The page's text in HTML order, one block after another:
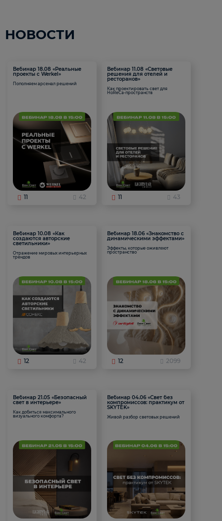
НОВОСТИ
Вебинар 18.08 «Реальные
проекты с Werkel»
Пополняем арсенал решений
11 42
Вебинар 11.08 «Световые
решения для отелей и
ресторанов»
Как проектировать свет для
HoReCa-пространств
11 43
Вебинар 10.08 «Как
создаются авторские
светильники»
Отражение мировых интерьерных
трендов
12 42
Вебинар 18.06 «Знакомство с
динамическими эффектами»
Эффекты, которые оживляют
пространство
12 2099
Вебинар 21.05 «Безопасный
свет в интерьере»
Как добиться максимального
визуального комфорта?
Вебинар 04.06 «Свет без
компромиссов: практикум от
SKYTEK»
Живой разбор световых решений